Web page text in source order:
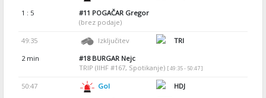
1 : 5
#11 POGAČAR Gregor
(brez podaje)
49:35 Izključitev
TRI
2 min
#18BURGAR Nejc
TRIP (IIHF #167, Spotikanje) [ 49:35 - 50:47 ]
50:47 Gol
HDJ